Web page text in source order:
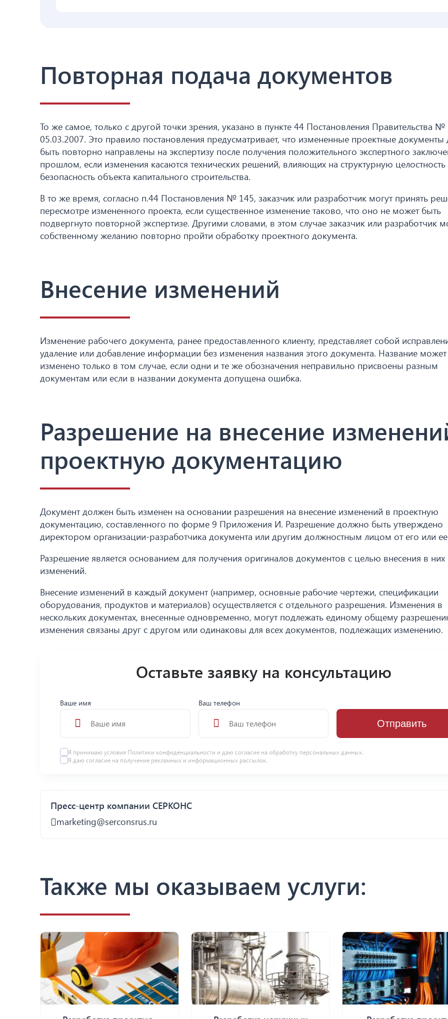
Повторная подача документов
То же самое, только с другой точки зрения, указано в пункте 44 Постановления Правительства №
05.03.2007. Это правило постановления предусматривает, что измененные проектные
быть повторно направлены на экспертизу после получения положительного экспертного
прошлом, если изменения касаются технических решений, влияющих на структурную целостность
безопасность объекта капитального строительства.
В то же время, согласно п.44 Постановления № 145, заказчик или разработчик могут принять
пересмотре измененного проекта, если существенное изменение таково, что оно не может быть
подвергнуто повторной экспертизе. Другими словами, в этом случае заказчик или разработчик
собственному желанию повторно пройти обработку проектного документа.
Внесение изменений
Изменение рабочего документа, ранее предоставленного клиенту, представляет собой
удаление или добавление информации без изменения названия этого документа. Название
изменено только в том случае, если одни и те же обозначения неправильно присвоены разным
документам или если в названии документа допущена ошибка.
Разрешение на внесение
проектную документацию
Документ должен быть изменен на основании разрешения на внесение изменений в проектную
документацию, составленного по форме 9 Приложения И. Разрешение должно быть утверждено
директором организации-разработчика документа или другим должностным лицом от его или
Разрешение является основанием для получения оригиналов документов с целью внесения в них
изменений.
Внесение изменений в каждый документ (например, основные рабочие чертежи, спецификации
оборудования, продуктов и материалов) осуществляется с отдельного разрешения. Изменения в
нескольких документах, внесенные одновременно, могут подлежать единому общему
изменения связаны друг с другом или одинаковы для всех документов, подлежащих изменению.
Оставьте заявку на консультацию
Ваше имя Ваш телефон
Отправить
Я принимаю условия Политики конфиденциальности и даю согласие на обработку персональных данных.
Я даю согласие на получение рекламных и информационных рассылок.
Пресс-центр компании СЕРКОНС
marketing@serconsrus.ru
Также мы оказываем услуги: